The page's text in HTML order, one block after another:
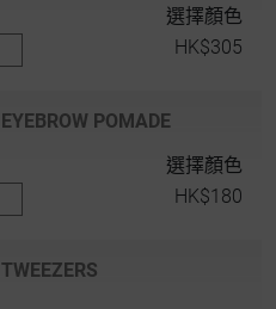
選擇顏色
HK$305
EYEBROW POMADE
選擇顏色
HK$180
TWEEZERS